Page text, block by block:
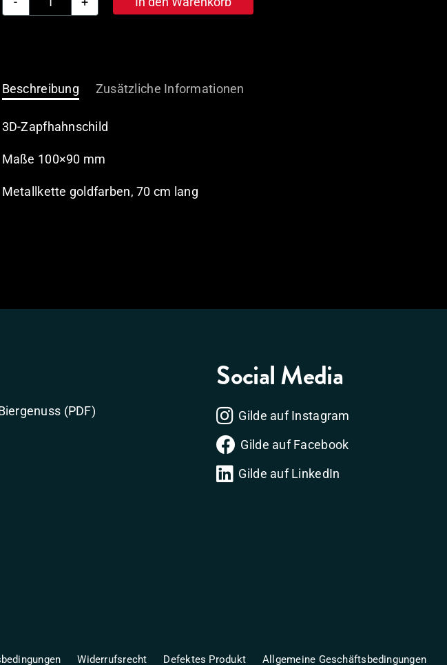
Lindener
Beschreibung Zusätzliche Informationen
3D-Zapfhahnschild
Maße 100×90 mm
Metallkette goldfarben, 70 cm lang
(PDF)
Social Media
Gilde auf Instagram
Gilde auf Facebook
Gilde auf LinkedIn
Widerrufsrecht Defektes Produkt Allgemeine Geschäftsbedingungen